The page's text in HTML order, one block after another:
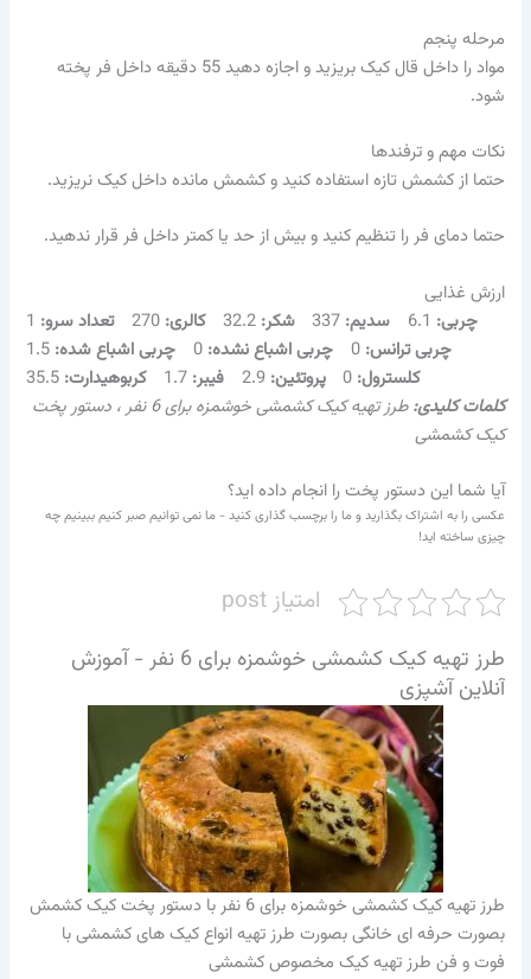
مرحله پنجم
مواد را داخل قال کیک بریزید و اجازه دهید 55 دقیقه داخل فر پخته
شود.
نکات مهم و ترفندها
حتما از کشمش تازه استفاده کنید و کشمش مانده داخل کیک نریزید.
حتما دمای فر را تنظیم کنید و بیش از حد یا کمتر داخل فر قرار ندهید.
ارزش غذایی
تعداد سرو: 1 کالری: 270 شکر: 32.2 سدیم: 337 چربی: 6.1
چربی اشباع شده: 1.5 چربی اشباع نشده: 0 چربی ترانس: 0
کربوهیدارت: 35.5 فیبر: 1.7 پروتئین: 2.9 کلسترول: 0
کلمات کلیدی:
طرز تهیه کیک کشمشی خوشمزه برای 6 نفر ، دستور پخت
کیک کشمشی
آیا شما این دستور پخت را انجام داده اید؟
عکسی را به اشتراک بگذارید و ما را برچسب گذاری کنید - ما نمی توانیم صبر کنیم ببینیم چه
چیزی ساخته اید!
امتیاز post
طرز تهیه کیک کشمشی خوشمزه برای 6 نفر - آموزش
آنلاین آشپزی
طرز تهیه کیک کشمشی خوشمزه برای 6 نفر با دستور پخت کیک کشمش
بصورت حرفه ای خانگی بصورت طرز تهیه انواع کیک های کشمشی با
فوت و فن طرز تهیه کیک مخصوص کشمشی